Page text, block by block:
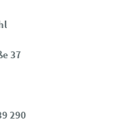
37
290